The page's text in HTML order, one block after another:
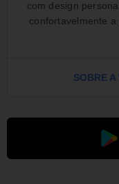
com design
confortavelmente
SOBRE